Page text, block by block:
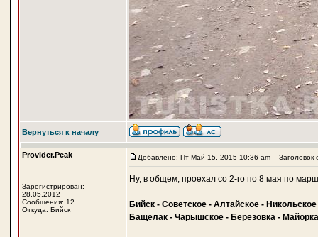
Вернуться к началу
Provider.Peak
Зарегистрирован:
28.05.2012
Сообщения: 12
Откуда: Бийск
Добавлено: Пт Май 15, 2015 10:36 am Заголовок
Ну, в общем, проехал со 2-го по 8 мая по
Бийск - Советское - Алтайское -
Бащелак - Чарышское - Березовка -